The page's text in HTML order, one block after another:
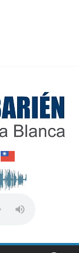
Villa Clara